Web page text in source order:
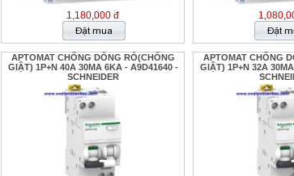
1,180,000 đ
APTOMAT CHỐNG DÒNG RÒ(CHỐNG
GIẬT) 1P+N 40A 30MA 6KA - A9D41640 -
SCHNEIDER
APTOMAT CHỐNG
GIẬT) 1P+N 32A